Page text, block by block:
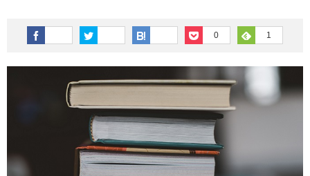
0 1
その他英語関連
旅行関連あれこれ